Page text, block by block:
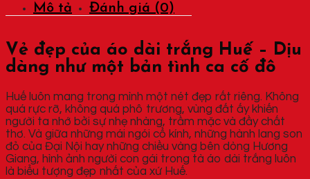
Mô tả Đánh giá (0)
Vẻ đẹp của áo dài trắng Huế – Dịu
dàng như một bản tình ca cố đô
Huế luôn mang trong mình một nét đẹp rất riêng. Không
quá rực rỡ, không quá phô trương, vùng đất ấy khiến
người ta nhớ bởi sự nhẹ nhàng, trầm mặc và đầy chất
thơ. Và giữa những mái ngói cổ kính, những hành lang son
đỏ của Đại Nội hay những chiều vàng bên dòng Hương
Giang, hình ảnh người con gái trong tà áo dài trắng luôn
là biểu tượng đẹp nhất của xứ Huế.